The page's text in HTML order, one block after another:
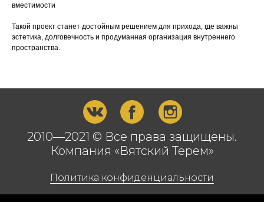
вместимости
Такой проект станет достойным решением для прихода, где важны
эстетика, долговечность и продуманная организация внутреннего
пространства.
2010—2021 © Все права защищены.
Компания «Вятский Терем»
Политика конфиденциальности